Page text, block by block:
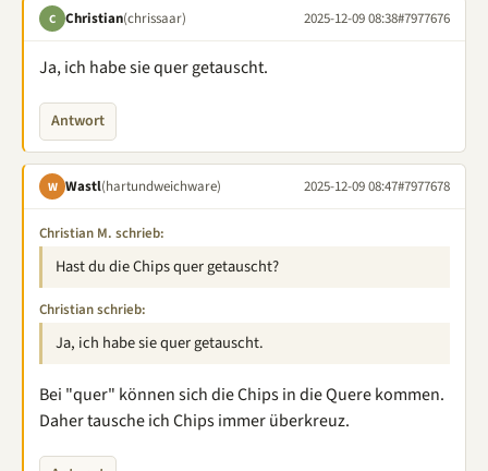
C Christian(chrissaar) 2025-12-09 08:38#7977676
Ja, ich habe sie quer getauscht.
Antwort
W Wastl(hartundweichware) 2025-12-09 08:47#7977678
Christian M. schrieb:
Hast du die Chips quer getauscht?
Christian schrieb:
Ja, ich habe sie quer getauscht.
Bei "quer" können sich die Chips in die Quere kommen.
Daher tausche ich Chips immer überkreuz.